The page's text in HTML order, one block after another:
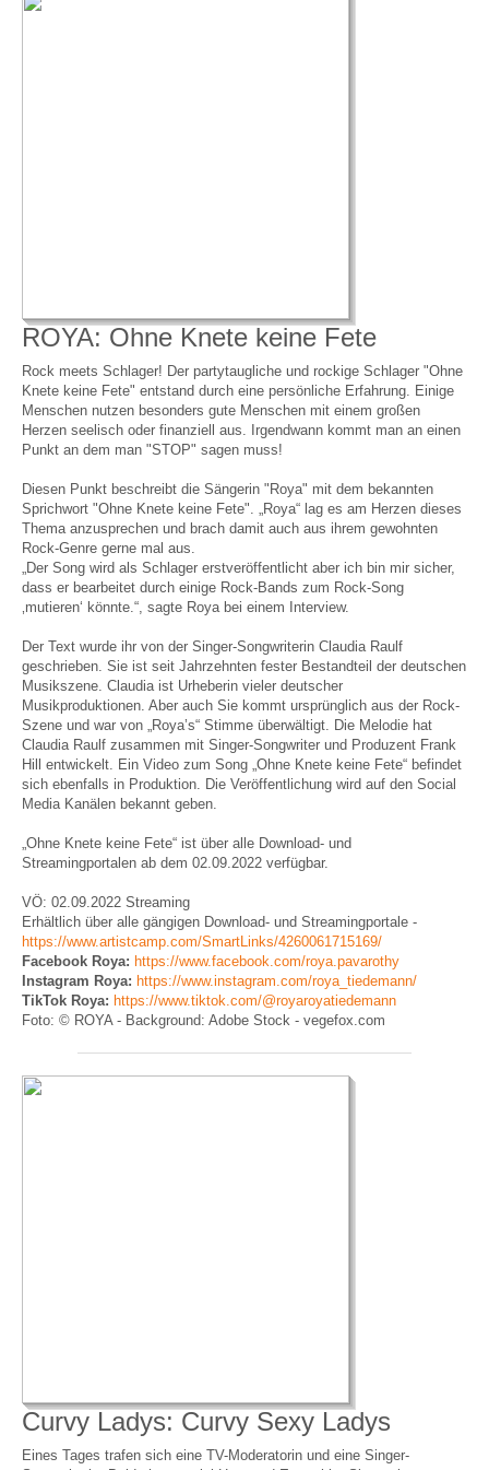
ROYA: Ohne Knete keine Fete
Rock meets Schlager! Der partytaugliche und rockige Schlager "Ohne
Knete keine Fete" entstand durch eine persönliche Erfahrung. Einige
Menschen nutzen besonders gute Menschen mit einem großen
Herzen seelisch oder finanziell aus. Irgendwann kommt man an einen
Punkt an dem man "STOP" sagen muss!
Diesen Punkt beschreibt die Sängerin "Roya" mit dem bekannten
Sprichwort "Ohne Knete keine Fete". „Roya“ lag es am Herzen dieses
Thema anzusprechen und brach damit auch aus ihrem gewohnten
Rock-Genre gerne mal aus.
„Der Song wird als Schlager erstveröffentlicht aber ich bin mir sicher,
dass er bearbeitet durch einige Rock-Bands zum Rock-Song
‚mutieren‘ könnte.“, sagte Roya bei einem Interview.
Der Text wurde ihr von der Singer-Songwriterin Claudia Raulf
geschrieben. Sie ist seit Jahrzehnten fester Bestandteil der deutschen
Musikszene. Claudia ist Urheberin vieler deutscher
Musikproduktionen. Aber auch Sie kommt ursprünglich aus der Rock-
Szene und war von „Roya’s“ Stimme überwältigt. Die Melodie hat
Claudia Raulf zusammen mit Singer-Songwriter und Produzent Frank
Hill entwickelt. Ein Video zum Song „Ohne Knete keine Fete“ befindet
sich ebenfalls in Produktion. Die Veröffentlichung wird auf den Social
Media Kanälen bekannt geben.
„Ohne Knete keine Fete“ ist über alle Download- und
Streamingportalen ab dem 02.09.2022 verfügbar.
VÖ: 02.09.2022 Streaming
Erhältlich über alle gängigen Download- und Streamingportale -
https://www.artistcamp.com/SmartLinks/4260061715169/
Facebook Roya: https://www.facebook.com/roya.pavarothy
Instagram Roya: https://www.instagram.com/roya_tiedemann/
TikTok Roya: https://www.tiktok.com/@royaroyatiedemann
Foto: © ROYA - Background: Adobe Stock - vegefox.com
Curvy Ladys: Curvy Sexy Ladys
Eines Tages trafen sich eine TV-Moderatorin und eine Singer-